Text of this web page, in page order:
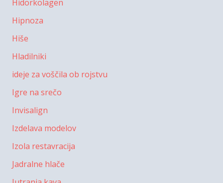
Hidorkolagen
Hipnoza
Hiše
Hladilniki
ideje za voščila ob rojstvu
Igre na srečo
Invisalign
Izdelava modelov
Izola restavracija
Jadralne hlače